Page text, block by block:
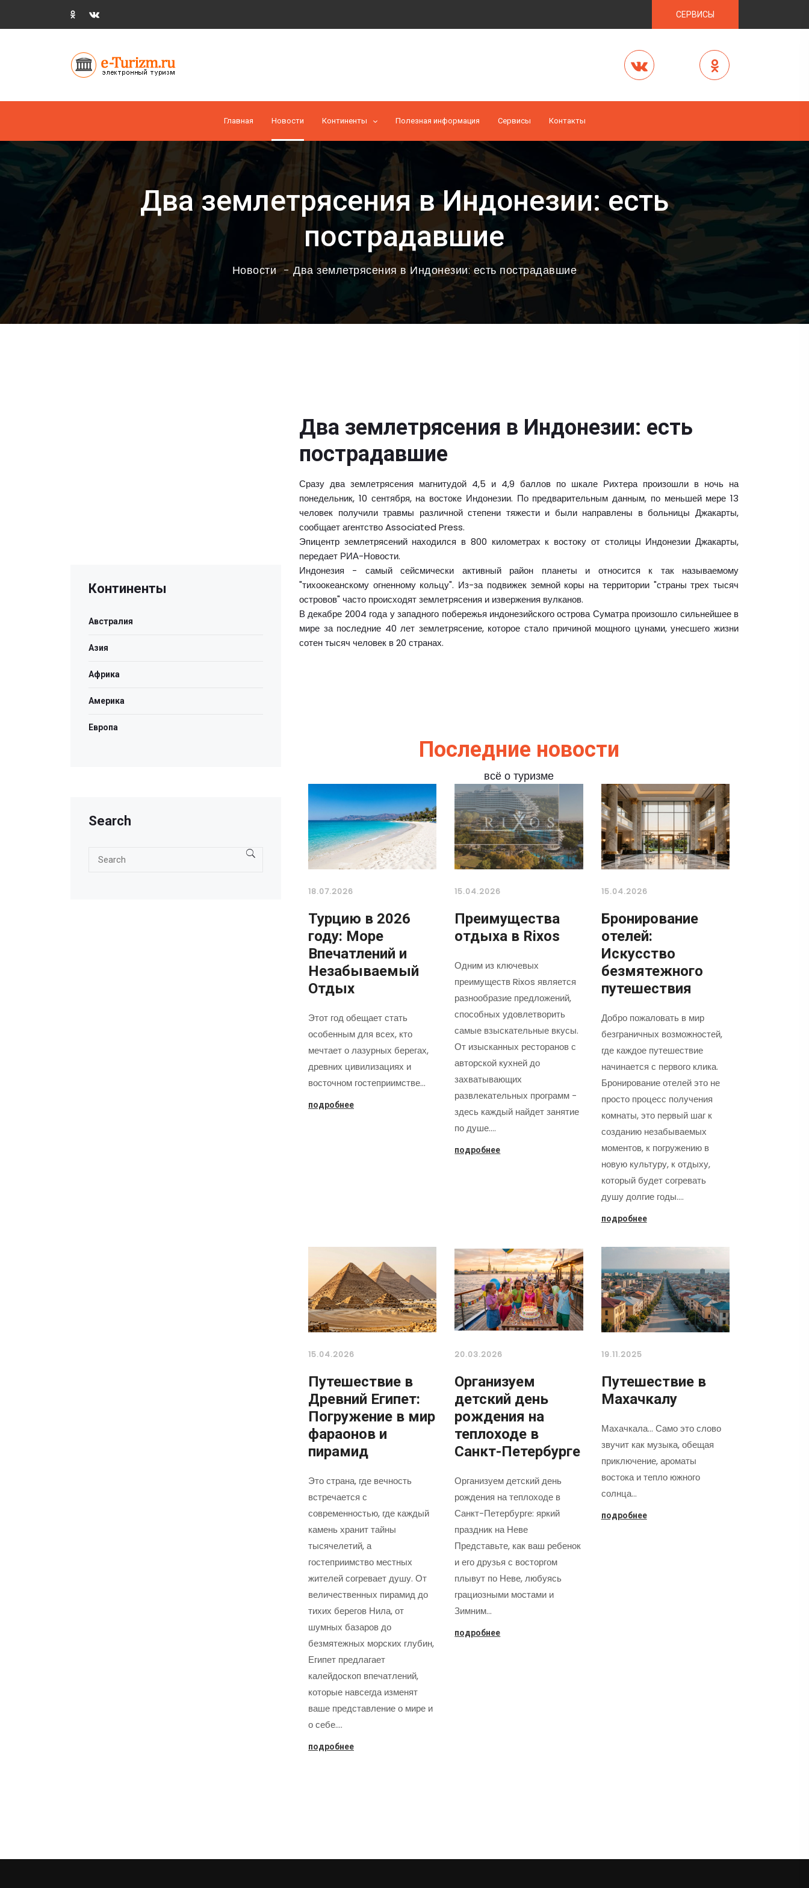
СЕРВИСЫ
Главная Новости Континенты Полезная информация Cервисы Контакты
Два землетрясения в Индонезии: есть
пострадавшие
Новости Два землетрясения в Индонезии: есть пострадавшие
Два землетрясения в Индонезии: есть
пострадавшие
Сразу два землетрясения магнитудой 4,5 и 4,9 баллов по шкале Рихтера произошли в ночь на
понедельник, 10 сентября, на востоке Индонезии. По предварительным данным, по меньшей мере 13
человек получили травмы различной степени тяжести и были направлены в больницы Джакарты,
сообщает агентство Associated Press.
Эпицентр землетрясений находился в 800 километрах к востоку от столицы Индонезии Джакарты,
передает РИА-Новости.
Индонезия - самый сейсмически активный район планеты и относится к так называемому
"тихоокеанскому огненному кольцу". Из-за подвижек земной коры на территории "страны трех тысяч
островов" часто происходят землетрясения и извержения вулканов.
В декабре 2004 года у западного побережья индонезийского острова Суматра произошло сильнейшее в
мире за последние 40 лет землетрясение, которое стало причиной мощного цунами, унесшего жизни
сотен тысяч человек в 20 странах.
Последние новости
всё о туризме
18.07.2026
Турцию в 2026
году: Море
Впечатлений и
Незабываемый
Отдых
Этот год обещает стать
особенным для всех, кто
мечтает о лазурных берегах,
древних цивилизациях и
восточном гостеприимстве…
подробнее
15.04.2026
Преимущества
отдыха в Rixos
Одним из ключевых
преимуществ Rixos является
разнообразие предложений,
способных удовлетворить
самые взыскательные вкусы.
От изысканных ресторанов с
авторской кухней до
захватывающих
развлекательных программ -
здесь каждый найдет занятие
по душе.…
подробнее
15.04.2026
Бронирование
отелей:
Искусство
безмятежного
путешествия
Добро пожаловать в мир
безграничных возможностей,
где каждое путешествие
начинается с первого клика.
Бронирование отелей это не
просто процесс получения
комнаты, это первый шаг к
созданию незабываемых
моментов, к погружению в
новую культуру, к отдыху,
который будет согревать
душу долгие годы.…
подробнее
15.04.2026
Путешествие в
Древний Египет:
Погружение в мир
фараонов и
пирамид
Это страна, где вечность
встречается с
современностью, где каждый
камень хранит тайны
тысячелетий, а
гостеприимство местных
жителей согревает душу. От
величественных пирамид до
тихих берегов Нила, от
шумных базаров до
безмятежных морских глубин,
Египет предлагает
калейдоскоп впечатлений,
которые навсегда изменят
ваше представление о мире и
о себе.…
подробнее
20.03.2026
Организуем
детский день
рождения на
теплоходе в
Санкт-Петербурге
Организуем детский день
рождения на теплоходе в
Санкт-Петербурге: яркий
праздник на Неве
Представьте, как ваш ребенок
и его друзья с восторгом
плывут по Неве, любуясь
грациозными мостами и
Зимним…
подробнее
19.11.2025
Путешествие в
Махачкалу
Махачкала... Само это слово
звучит как музыка, обещая
приключение, ароматы
востока и тепло южного
солнца…
подробнее
Континенты
Австралия
Азия
Африка
Америка
Европа
Search